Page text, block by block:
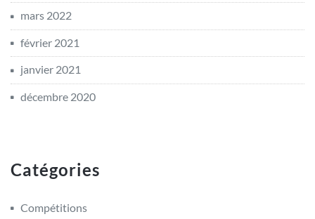
mars 2022
février 2021
janvier 2021
décembre 2020
Catégories
Compétitions